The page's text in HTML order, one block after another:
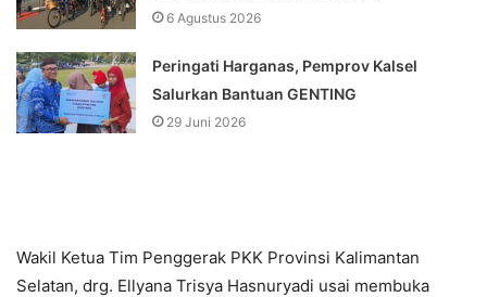
6 Agustus 2026
Peringati Harganas, Pemprov Kalsel
Salurkan Bantuan GENTING
29 Juni 2026
Wakil Ketua Tim Penggerak PKK Provinsi Kalimantan
Selatan, drg. Ellyana Trisya Hasnuryadi usai membuka